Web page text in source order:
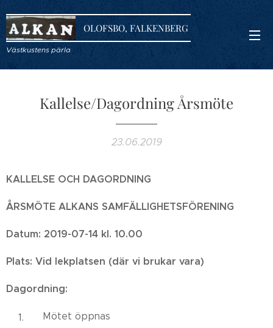
OLOFSBO, FALKENBERG
Västkustens pärla
Kallelse/Dagordning Årsmöte
23.06.2019
KALLELSE OCH DAGORDNING
ÅRSMÖTE ALKANS SAMFÄLLIGHETSFÖRENING
Datum: 2019-07-14 kl. 10.00
Plats: Vid lekplatsen (där vi brukar vara)
Dagordning:
Mötet öppnas